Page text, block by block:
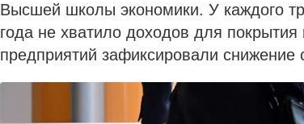
Высшей школы экономики. У каждого
года не хватило доходов для
предприятий зафиксировали снижение